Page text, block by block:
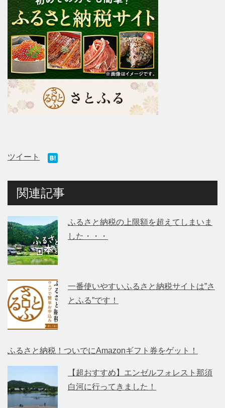
ツイート
関連記事
ふるさと納税の上限額を超えてしまいま
した・・・
一番使いやすいふるさと納税サイトは”さ
とふる”です！
ふるさと納税！ついでにAmazonギフト券をゲット！
【超おすすめ】エンゼルフォレスト那須
白河に行ってきました！